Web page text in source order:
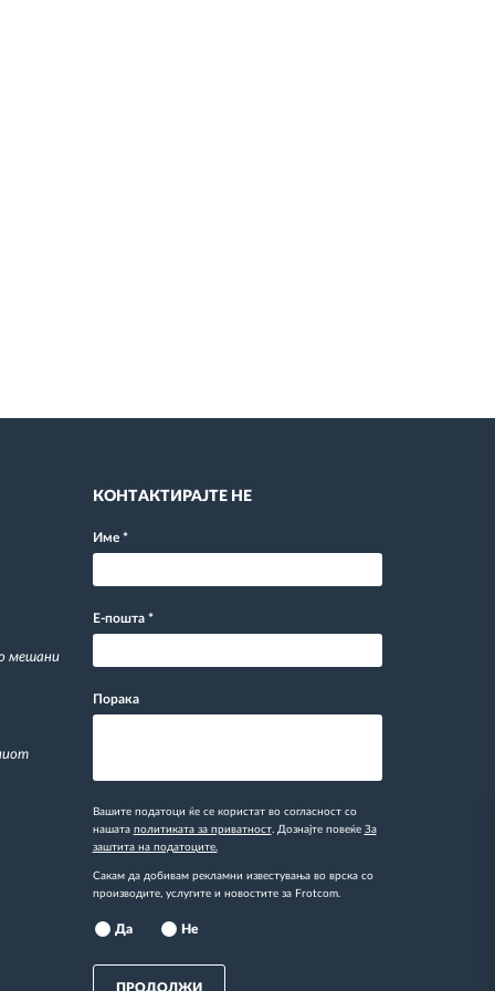
мешани
КОНТАКТИРАЈТЕ НЕ
Име *
Е-пошта *
Порака
Вашите податоци ќе се користат во согласност со
нашата политиката за приватност. Дознајте повеќе За
заштита на податоците.
Сакам да добивам рекламни известувања во врска со
производите, услугите и новостите за Frotcom.
Да Не
ПРОДОЛЖИ